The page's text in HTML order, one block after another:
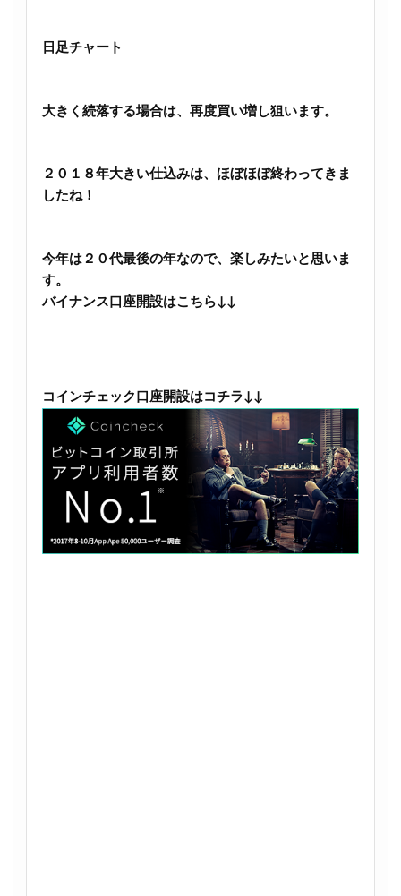
日足チャート
大きく続落する場合は、再度買い増し狙います。
２０１８年大きい仕込みは、ほぼほぼ終わってきま
したね！
今年は２０代最後の年なので、楽しみたいと思いま
す。
バイナンス口座開設はこちら↓↓
コインチェック口座開設はコチラ↓↓